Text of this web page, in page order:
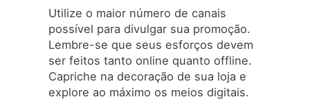
Utilize o maior número de canais
possível para divulgar sua promoção.
Lembre-se que seus esforços devem
ser feitos tanto online quanto offline.
Capriche na decoração de sua loja e
explore ao máximo os meios digitais.